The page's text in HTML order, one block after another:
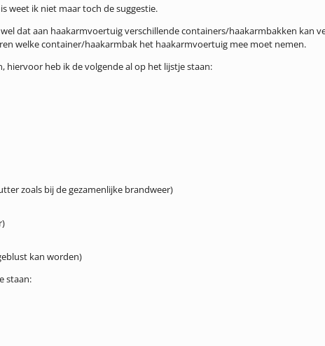
weet ik niet maar toch de suggestie.
dat aan haakarmvoertuig verschillende containers/haakarmbakken kan
welke container/haakarmbak het haakarmvoertuig mee moet nemen.
heb ik de volgende al op het lijstje staan:
zoals bij de gezamenlijke brandweer)
kan worden)
staan: